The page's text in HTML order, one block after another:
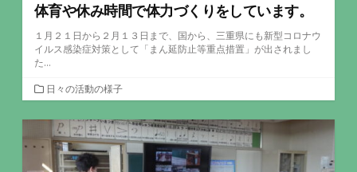
体育や休み時間で体力づくりをしています。
１月２１日から２月１３日まで、国から、三重県にも新型コロナウ
イルス感染症対策として「まん延防止等重点措置」が出されまし
た...
カ
テ
ゴ
ー
日々の活動の様子